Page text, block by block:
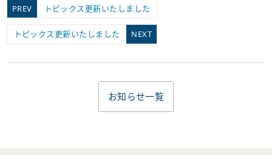
PREV トピックス更新いたしました
NEXT
トピックス更新いたしました
お知らせ一覧